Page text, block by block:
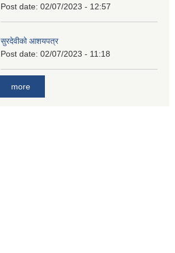
Post date: 02/07/2023 - 12:57
सुरदेवीको आशयपत्र
Post date: 02/07/2023 - 11:18
more